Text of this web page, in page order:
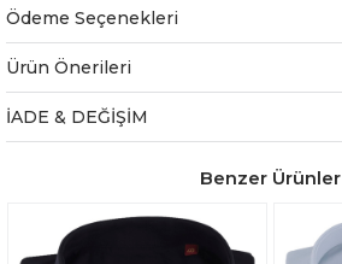
Ödeme Seçenekleri
Ürün Önerileri
İADE & DEĞİŞİM
Benzer Ürünler